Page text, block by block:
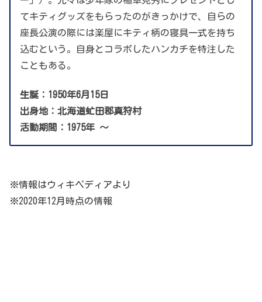
てキティグッズをもらったのがきっかけで、自らの
座長公演の際には楽屋にキティ柄の寝具一式を持ち
込むという。自身とコラボしたハンカチを特注した
こともある。
生誕：1950年6月15日
出身地：北海道虻田郡真狩村
活動期間：1975年 ～
※情報はウィキペディアより
※2020年12月時点の情報